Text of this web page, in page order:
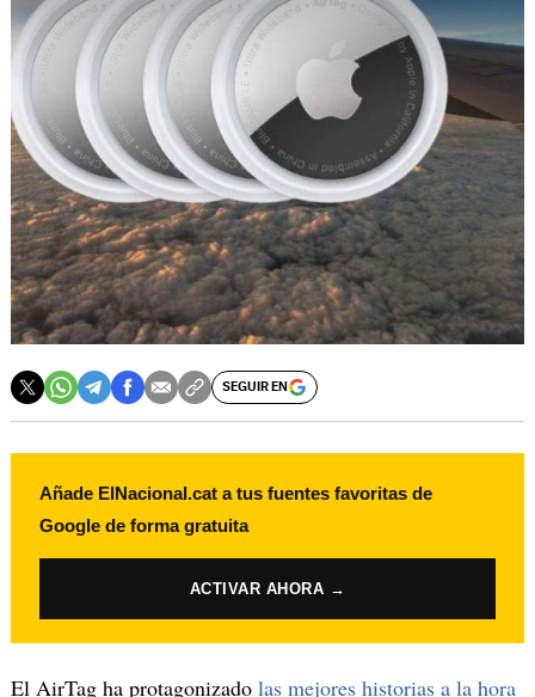
SEGUIR EN
Añade ElNacional.cat a tus fuentes favoritas de
Google de forma gratuita
ACTIVAR AHORA →
El AirTag ha protagonizado las mejores historias a la hora